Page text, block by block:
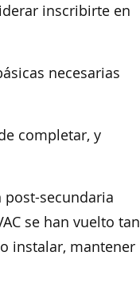
inscribirte en
necesarias
completar, y
secundaria
se han vuelto tan
instalar, mantener